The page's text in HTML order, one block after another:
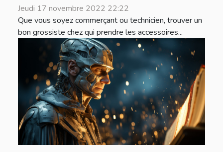
Jeudi 17 novembre 2022 22:22
Que vous soyez commerçant ou technicien, trouver un
bon grossiste chez qui prendre les accessoires...